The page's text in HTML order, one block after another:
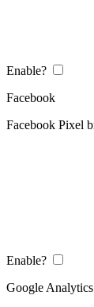
Enable?
Facebook
Facebook Pixel
Enable?
Google Analytics